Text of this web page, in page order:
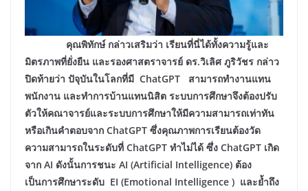
คุณพิทักษ์ กล่าวเสริมว่า เรียนที่นี่ได้ทั้งความรู้และ
มิตรภาพที่ยั่งยืน และรองศาสตราจารย์ ดร.วิเลิศ ภูริวัชร กล่าว
ปิดท้ายว่า ปัจุบันในโลกที่มี ChatGPT
สามารถทำงานแทน
พนักงาน และทำการบ้านแทนนิสิต ระบบการศึกษาจึงต้องปรับ
ตัวให้คณาจารย์และระบบการศึกษาให้มีความสามารถเท่าทัน
หรือเกินคำตอบจาก ChatGPT ซึ่งคุณภาพการเรียนต้องวัด
ความสามารถในระดับที่ ChatGPT ทำไม่ได้ ซึ่ง ChatGPT เกิด
จาก AI ดังนั้นการชนะ AI (Artificial Intelligence) ต้อง
เป็นการศึกษาระดับ EI (Emotional Intelligence ) และย้ำถึง